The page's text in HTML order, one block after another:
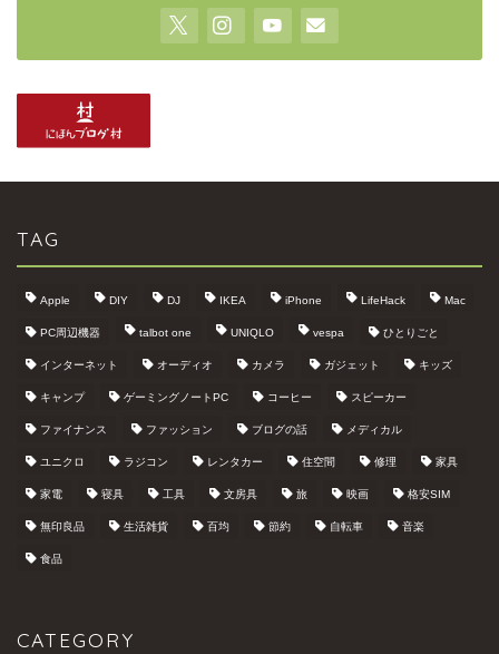
TAG
Apple DIY DJ IKEA iPhone LifeHack Mac
PC周辺機器 talbot one UNIQLO vespa ひとりごと
インターネット オーディオ カメラ ガジェット キッズ
キャンプ ゲーミングノートPC コーヒー スピーカー
ファイナンス ファッション ブログの話 メディカル
ユニクロ ラジコン レンタカー 住空間 修理 家具
家電 寝具 工具 文房具 旅 映画 格安SIM
無印良品 生活雑貨 百均 節約 自転車 音楽
食品
CATEGORY